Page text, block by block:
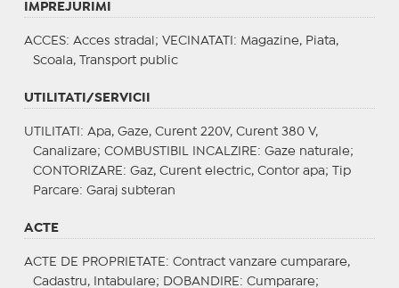
IMPREJURIMI
ACCES: Acces stradal; VECINATATI : Magazine, Piata,
Scoala, Transport public
UTILITATI/SERVICII
UTILITATI : Apa, Gaze, Curent 220V, Curent 380 V,
Canalizare; COMBUSTIBIL INCALZIRE : Gaze naturale;
CONTORIZARE : Gaz, Curent electric, Contor apa;
Tip
Parcare: Garaj subteran
ACTE
ACTE DE PROPRIETATE : Contract vanzare cumparare,
Cadastru, Intabulare;
DOBANDIRE : Cumparare;